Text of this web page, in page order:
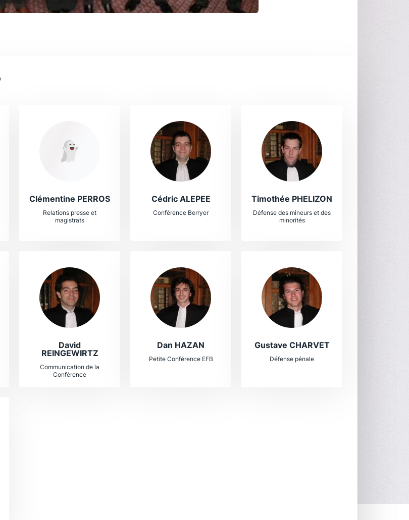
Clémentine PERROS
Relations presse et
magistrats
Cédric ALEPEE
Conférence Berryer
Timothée PHELIZON
Défense des mineurs et des
minorités
David
REINGEWIRTZ
Communication de la
Conférence
Dan HAZAN
Petite Conférence EFB
Gustave CHARVET
Défense pénale